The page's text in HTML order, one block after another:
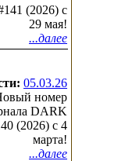
(2026) c
29 мая!
...далее
05.03.26
номер
DARK
(2026) c 4
марта!
...далее